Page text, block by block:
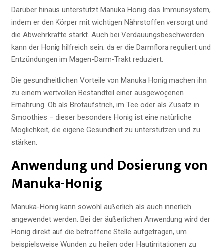
Darüber hinaus unterstützt Manuka Honig das Immunsystem,
indem er den Körper mit wichtigen Nährstoffen versorgt und
die Abwehrkräfte stärkt. Auch bei Verdauungsbeschwerden
kann der Honig hilfreich sein, da er die Darmflora reguliert und
Entzündungen im Magen-Darm-Trakt reduziert.
Die gesundheitlichen Vorteile von Manuka Honig machen ihn
zu einem wertvollen Bestandteil einer ausgewogenen
Ernährung. Ob als Brotaufstrich, im Tee oder als Zusatz in
Smoothies – dieser besondere Honig ist eine natürliche
Möglichkeit, die eigene Gesundheit zu unterstützen und zu
stärken.
Anwendung und Dosierung von
Manuka-Honig
Manuka-Honig kann sowohl äußerlich als auch innerlich
angewendet werden. Bei der äußerlichen Anwendung wird der
Honig direkt auf die betroffene Stelle aufgetragen, um
beispielsweise Wunden zu heilen oder Hautirritationen zu